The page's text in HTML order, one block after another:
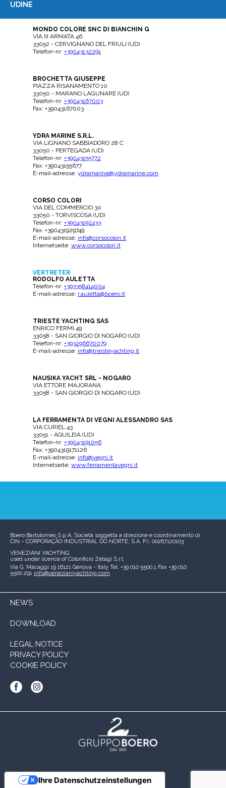
UDINE
MONDO COLORE SNC DI BIANCHIN G
VIA III ARMATA 46
33052 - CERVIGNANO DEL FRIULI (UD)
Telefon-nr: +39043132291
BROCHETTA GIUSEPPE
PIAZZA RISANAMENTO 10
33050 - MARANO LAGUNARE (UD)
Telefon-nr: +39043167003
Fax: +39043167003
YDRA MARINE S.R.L.
VIA LIGNANO SABBIADORO 28 C
33050 - PERTEGADA (UD)
Telefon-nr: +39043155772
Fax: +39043155677
E-mail-adresse: ydramarine@ydramarine.com
CORSO COLORI
VIA DEL COMMERCIO 30
33050 - TORVISCOSA (UD)
Telefon-nr: +39043192433
Fax: +390431929749
E-mail-adresse: info@corsocolori.it
Internetseite: www.corsocolori.it
VERTRETER
RODOLFO AULETTA
Telefon-nr: +393358414004
E-mail-adresse: r.auletta@boero.it
TRIESTE YACHTING SAS
ENRICO FERMI 49
33058 - SAN GIORGIO DI NOGARO (UD)
Telefon-nr: +393296670079
E-mail-adresse: info@triesteyachting.it
NAUSIKA YACHT SRL - NOGARO
VIA ETTORE MAJORANA
33058 - SAN GIORGIO DI NOGARO (UD)
LA FERRAMENTA DI VEGNI ALESSANDRO SAS
VIA CURIEL 43
33051 - AQUILEIA (UD)
Telefon-nr: +39043191056
Fax: +3904319171126
E-mail-adresse: info@vegni.it
Internetseite: www.ferramentavegni.it
Boero Bartolomeo S.p.A. Società soggetta a direzione e coordinamento di
CIN – CORPORAÇÃO INDUSTRIAL DO NORTE, S.A. P.I. 00267120103
VENEZIANI YACHTING
used under licence of Colorificio Zetagi S.r.l.
Via G. Macaggi 19 16121 Genova - Italy Tel. +39 010 5500.1 Fax +39 010
5500.291 info@venezianiyachting.com
NEWS
DOWNLOAD
LEGAL NOTICE
PRIVACY POLICY
COOKIE POLICY
Ihre Datenschutzeinstellungen